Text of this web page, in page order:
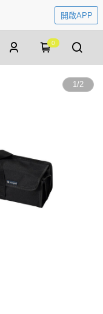
開啟APP
0
1/2